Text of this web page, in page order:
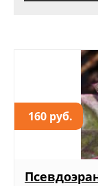
160 руб.